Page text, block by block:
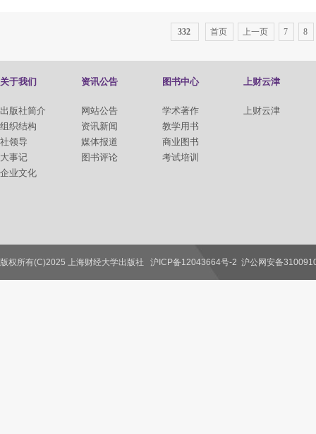
332 首页 上一页 7 8
关于我们
出版社简介
组织结构
社领导
大事记
企业文化
资讯公告
网站公告
资讯新闻
媒体报道
图书评论
图书中心
学术著作
教学用书
商业图书
考试培训
上财云津
上财云津
联系我们
版权所有(C)2025 上海财经大学出版社 沪ICP备12043664号-2 沪公网安备